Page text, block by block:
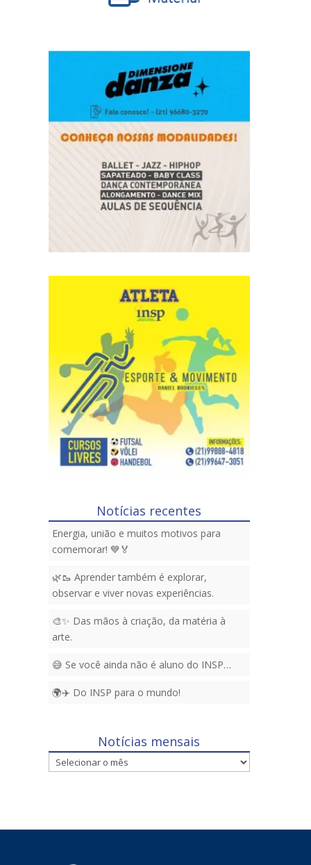
Notícias recentes
Energia, união e muitos motivos para
comemorar! 💙🏅
🌿🥾 Aprender também é explorar,
observar e viver novas experiências.
🎨✨ Das mãos à criação, da matéria à
arte.
😅 Se você ainda não é aluno do INSP…
🌍✈️ Do INSP para o mundo!
Notícias mensais
Notícias
mensais